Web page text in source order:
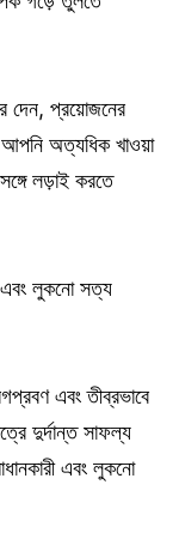
দেন, প্রয়োজনের
অত্যধিক খাওয়া
লড়াই করতে
এবং লুকনো সত্য
এবং তীব্রভাবে
দুর্দান্ত সাফল্য
এবং লুকনো